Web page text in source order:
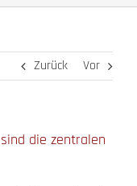
Zurück Vor
die zentralen